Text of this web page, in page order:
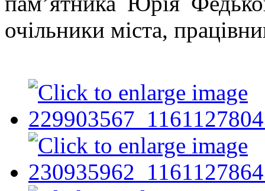
очільники міста,